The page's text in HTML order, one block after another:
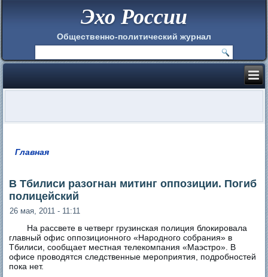
Эхо России
Общественно-политический журнал
Главная
В Тбилиси разогнан митинг оппозиции. Погиб
полицейский
26 мая, 2011 - 11:11
На рассвете в четверг грузинская полиция блокировала
главный офис оппозиционного «Народного собрания» в
Тбилиси, сообщает местная телекомпания «Маэстро». В
офисе проводятся следственные мероприятия, подробностей
пока нет.